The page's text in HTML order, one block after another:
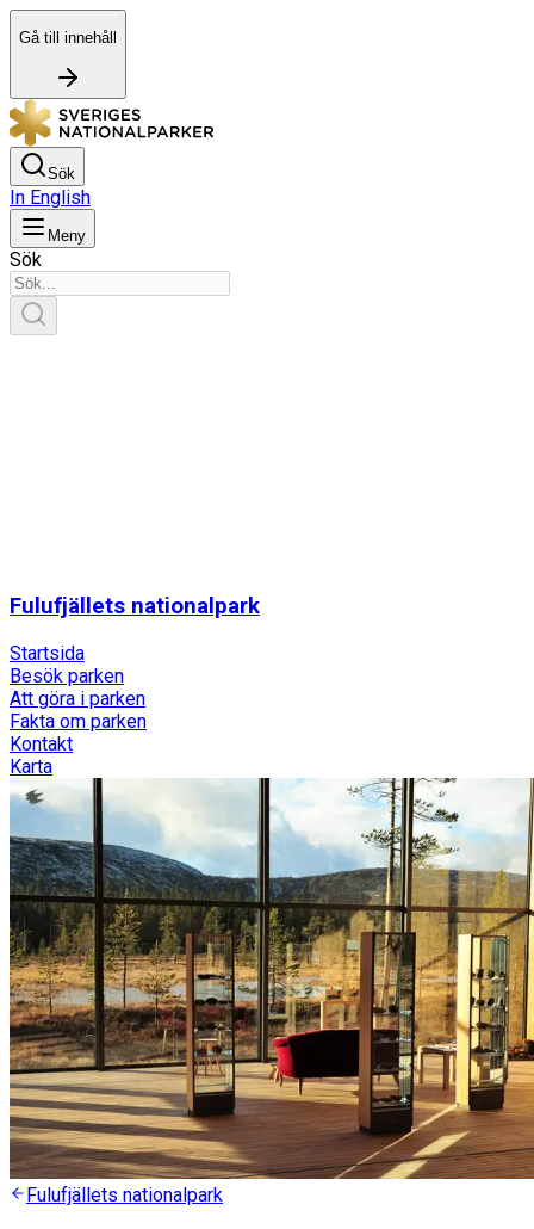
Gå till innehåll
Sök
In English
Meny
Sök
Fulufjällets nationalpark
Startsida
Besök parken
Att göra i parken
Fakta om parken
Kontakt
Karta
Fulufjällets nationalpark